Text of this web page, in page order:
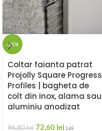
-25%
Coltar faianta patrat
Projolly Square Progress
Profiles | bagheta de
colt din inox, alama sau
aluminiu anodizat
96,80lei72,60 lei Lei